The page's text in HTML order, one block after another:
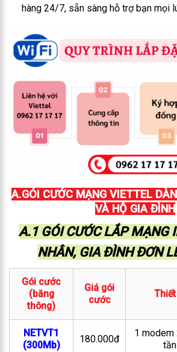
hàng 24/7, sẵn sàng hỗ trợ bạn mọi
A.GÓI CƯỚC MẠNG VIETTEL
VÀ HỘ GIA ĐÌNH
A.1 GÓI CƯỚC LẮP MẠNG
NHÂN, GIA ĐÌNH ĐƠN
Gói cước
(băng
thông)
Giá gói
cước
NETVT1
(300Mb)
180.000đ
1 modem
tần